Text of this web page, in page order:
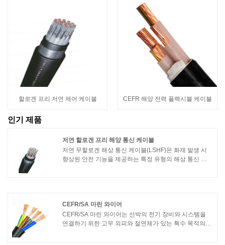
할로겐 프리 저연 제어 케이블 CEFR 해양 전력 플렉시블 케이블
인기 제품
저연 할로겐 프리 해양 통신 케이블
저연 무할로겐 해상 통신 케이블(LSHF)은 화재 발생 시
향상된 안전 기능을 제공하는 특정 유형의 해상 통신 케
CEFR/SA 마린 와이어
CEFR/SA 마린 와이어는 선박의 전기 장비와 시스템을
연결하기 위한 고무 외피와 절연체가 있는 특수 목적의